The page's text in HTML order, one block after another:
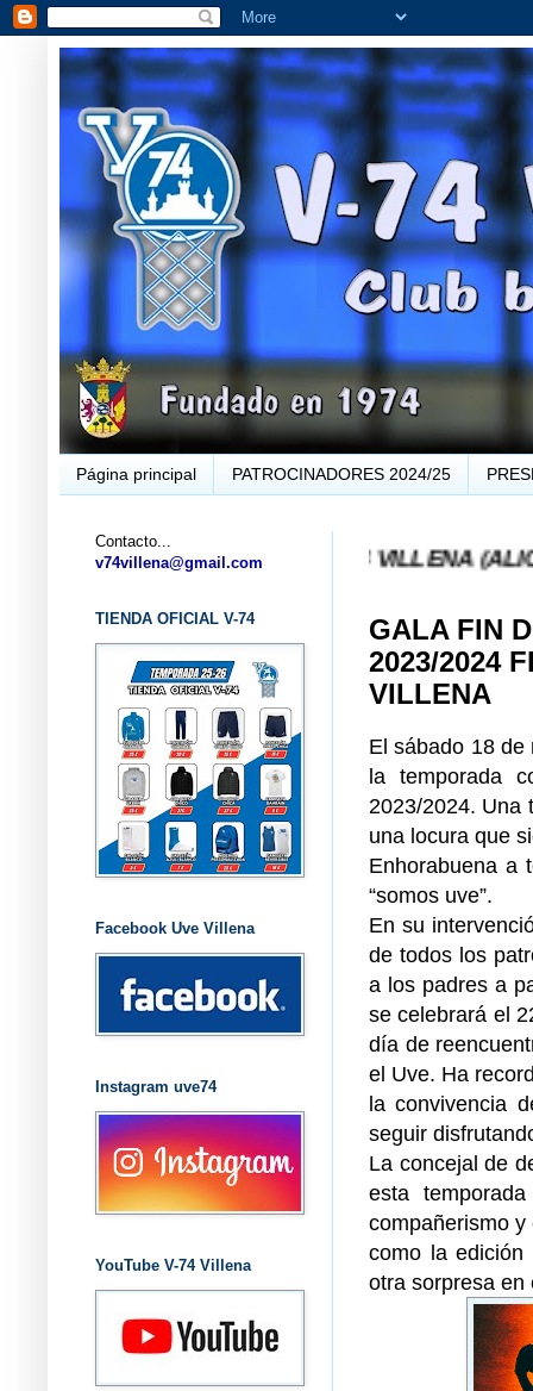
Página principal PATROCINADORES 2024/25
BALONCESTO V-74 VILLENA (ALICANTE)
GALA FIN
2023/2024
VILLENA
El sábado 18 de
la temporada
2023/2024. Una
una locura que
Enhorabuena a
“somos uve”.
En su
de todos los
a los padres a
se celebrará el
día de
el Uve. Ha
la convivencia
seguir
La concejal de
esta
compañerismo
como la
otra sorpresa en
Contacto...
v74villena@gmail.com
TIENDA OFICIAL V-74
Facebook Uve Villena
Instagram uve74
YouTube V-74 Villena